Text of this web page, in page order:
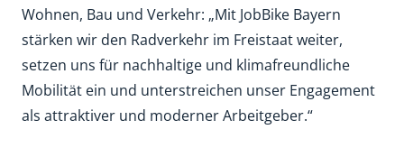
Wohnen, Bau und Verkehr: „Mit JobBike Bayern
stärken wir den Radverkehr im Freistaat weiter,
setzen uns für nachhaltige und klimafreundliche
Mobilität ein und unterstreichen unser Engagement
als attraktiver und moderner Arbeitgeber.“